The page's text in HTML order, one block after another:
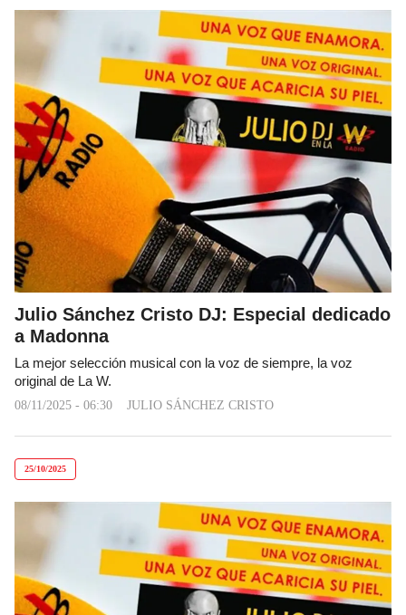
Julio Sánchez Cristo DJ: Especial dedicado
a Madonna
La mejor selección musical con la voz de siempre, la voz
original de La W.
08/11/2025 - 06:30 JULIO SÁNCHEZ CRISTO
25/10/2025